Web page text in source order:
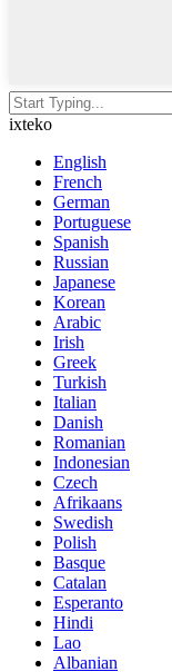
ixteko
English
French
German
Portuguese
Spanish
Russian
Japanese
Korean
Arabic
Irish
Greek
Turkish
Italian
Danish
Romanian
Indonesian
Czech
Afrikaans
Swedish
Polish
Basque
Catalan
Esperanto
Hindi
Lao
Albanian